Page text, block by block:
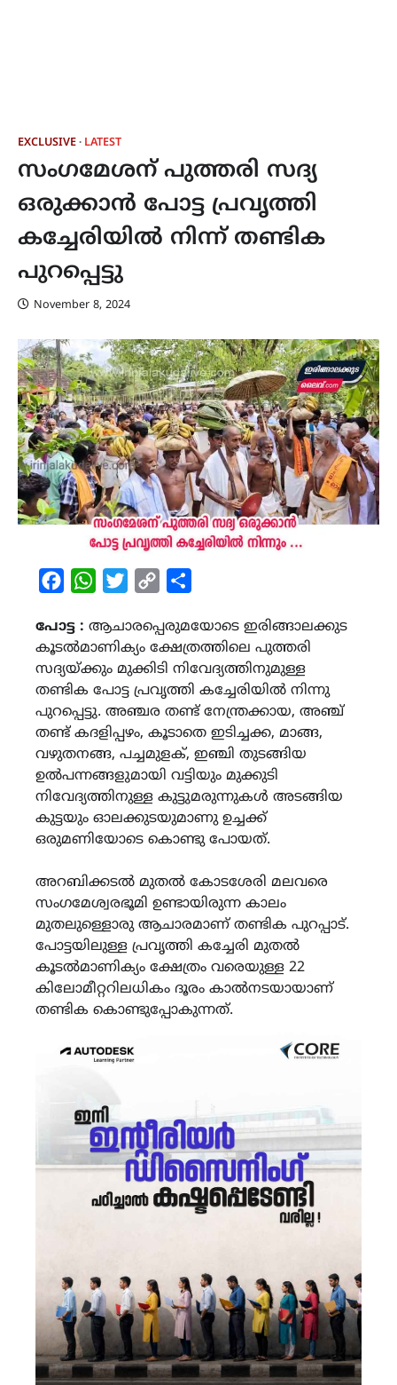
EXCLUSIVE LATEST
സംഗമേശന് പുത്തരി സദ്യ
ഒരുക്കാൻ പോട്ട പ്രവൃത്തി
കച്ചേരിയിൽ നിന്ന് തണ്ടിക
പുറപ്പെട്ടു
November 8, 2024
FacebookWhatsAppTwitterCopy
പോട്ട : ആചാരപ്പെരുമയോടെ ഇരിങ്ങാലക്കുട
കൂടൽമാണിക്യം ക്ഷേത്രത്തിലെ പുത്തരി
സദ്യയ്ക്കും മുക്കിടി നിവേദ്യത്തിനുമുള്ള
തണ്ടിക പോട്ട പ്രവൃത്തി കച്ചേരിയിൽ നിന്നു
പുറപ്പെട്ടു. അഞ്ചര തണ്ട് നേന്ത്രക്കായ, അഞ്ച്
തണ്ട് കദളിപ്പഴം, കൂടാതെ ഇടിച്ചക്ക, മാങ്ങ,
വഴുതനങ്ങ, പച്ചമുളക്, ഇഞ്ചി തുടങ്ങിയ
ഉൽപന്നങ്ങളുമായി വട്ടിയും മുക്കുടി
നിവേദ്യത്തിനുള്ള കുട്ടുമരുന്നുകൾ അടങ്ങിയ
കുട്ടയും ഓലക്കുടയുമാണു ഉച്ചക്ക്
ഒരുമണിയോടെ കൊണ്ടു പോയത്.
അറബിക്കടൽ മുതൽ കോടശേരി മലവരെ
സംഗമേശ്വരഭൂമി ഉണ്ടായിരുന്ന കാലം
മുതലുള്ളൊരു ആചാരമാണ് തണ്ടിക പുറപ്പാട്.
പോട്ടയിലുള്ള പ്രവൃത്തി കച്ചേരി മുതൽ
കൂടൽമാണിക്യം ക്ഷേത്രം വരെയുള്ള 22
കിലോമീറ്ററിലധികം ദൂരം കാൽനടയായാണ്
തണ്ടിക കൊണ്ടുപ്പോകുന്നത്.